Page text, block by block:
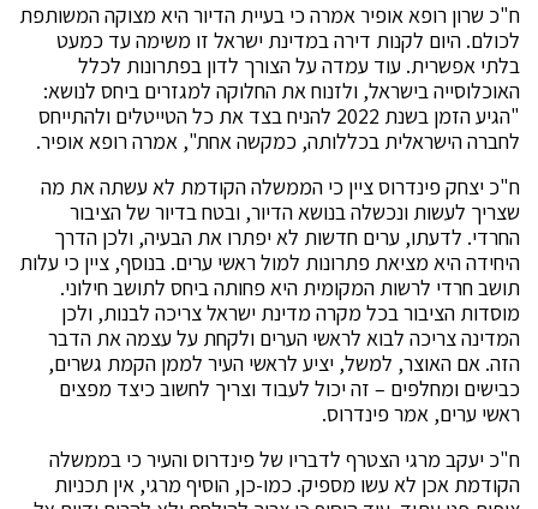
ח"כ שרון רופא אופיר אמרה כי בעיית הדיור היא מצוקה המשותפת
לכולם. היום לקנות דירה במדינת ישראל זו משימה עד כמעט
בלתי אפשרית. עוד עמדה על הצורך לדון בפתרונות לכלל
האוכלוסייה בישראל, ולזנוח את החלוקה למגזרים ביחס לנושא:
"הגיע הזמן בשנת 2022 להניח בצד את כל הטייטלים ולהתייחס
לחברה הישראלית בכללותה, כמקשה אחת", אמרה רופא אופיר.
ח"כ יצחק פינדרוס ציין כי הממשלה הקודמת לא עשתה את מה
שצריך לעשות ונכשלה בנושא הדיור, ובטח בדיור של הציבור
החרדי. לדעתו, ערים חדשות לא יפתרו את הבעיה, ולכן הדרך
היחידה היא מציאת פתרונות למול ראשי ערים. בנוסף, ציין כי עלות
תושב חרדי לרשות המקומית היא פחותה ביחס לתושב חילוני.
מוסדות הציבור בכל מקרה מדינת ישראל צריכה לבנות, ולכן
המדינה צריכה לבוא לראשי הערים ולקחת על עצמה את הדבר
הזה. אם האוצר, למשל, יציע לראשי העיר לממן הקמת גשרים,
כבישים ומחלפים – זה יכול לעבוד וצריך לחשוב כיצד מפצים
ראשי ערים, אמר פינדרוס.
ח"כ יעקב מרגי הצטרף לדבריו של פינדרוס והעיר כי בממשלה
הקודמת אכן לא עשו מספיק. כמו-כן, הוסיף מרגי, אין תכניות